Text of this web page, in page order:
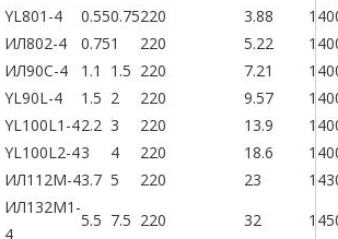
YL801-4
0.550.75220 3.88
ИЛ802-4
0.751 220 5.22
ИЛ90С-4
1.1 1.5 220 7.21
YL90L-4
1.5 2 220 9.57
YL100L1-42.2 3 220 13.9
YL100L2-43 4 220 18.6
ИЛ112М-43.7 5 220 23
ИЛ132М1-
4
5.5 7.5 220 32